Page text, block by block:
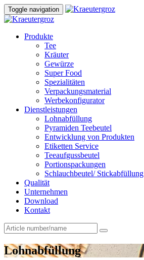
Skip
links
Skip
to
Toggle navigation
Produkte
Tee
Kräuter
Gewürze
Super Food
Spezialitäten
Verpackungsmaterial
Werbekonfigurator
Dienstleistungen
Lohnabfüllung
Pyramiden Teebeutel
Entwicklung von Produkten
Etiketten Service
Teeaufgussbeutel
Portionspackungen
Schlauchbeutel/ Stickabfüllung
Qualität
Unternehmen
Download
Kontakt
Search
for:
Lohnabfüllung